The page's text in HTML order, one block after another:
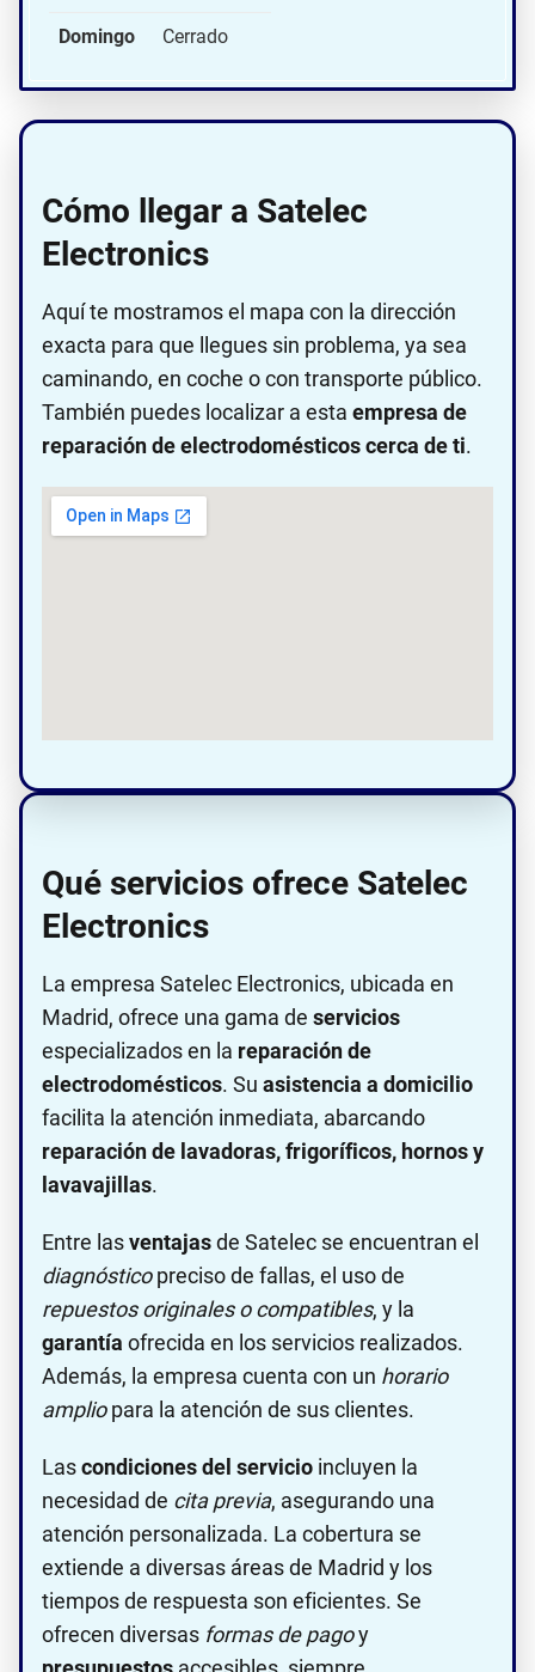
Domingo Cerrado
Cómo llegar a Satelec
Electronics
Aquí te mostramos el mapa con la dirección
exacta para que llegues sin problema, ya sea
caminando, en coche o con transporte público.
También puedes localizar a esta empresa de
reparación de electrodomésticos cerca de ti.
Qué servicios ofrece Satelec
Electronics
La empresa Satelec Electronics, ubicada en
Madrid, ofrece una gama de servicios
especializados en la reparación de
electrodomésticos. Su asistencia a domicilio
facilita la atención inmediata, abarcando
reparación de lavadoras, frigoríficos, hornos y
lavavajillas.
Entre lasventajasde Satelec se encuentran el
diagnósticopreciso de fallas, el uso de
repuestos originales o compatibles, y la
garantía ofrecida en los servicios realizados.
Además, la empresa cuenta con un horario
ampliopara la atención de sus clientes.
Lascondiciones del servicio incluyen la
necesidad de cita previa, asegurando una
atención personalizada. La cobertura se
extiende a diversas áreas de Madrid y los
tiempos de respuesta son eficientes. Se
ofrecen diversas formas de pagoy